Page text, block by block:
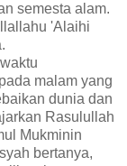
semesta alam.
'Alaihi
malam yang
dunia dan
Rasulullah
Mukminin
bertanya,